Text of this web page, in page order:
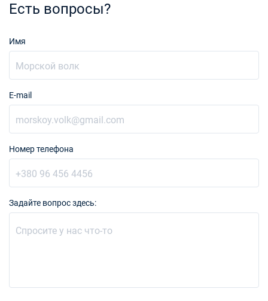
Есть вопросы?
Имя
E-mail
Номер телефона
Задайте вопрос здесь: